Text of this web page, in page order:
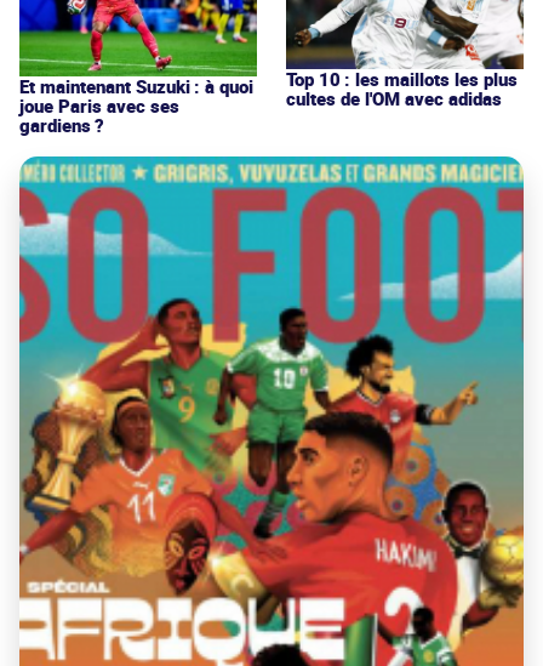
Et maintenant Suzuki : à quoi
joue Paris avec ses
gardiens ?
Top 10 : les maillots les plus
cultes de l'OM avec adidas